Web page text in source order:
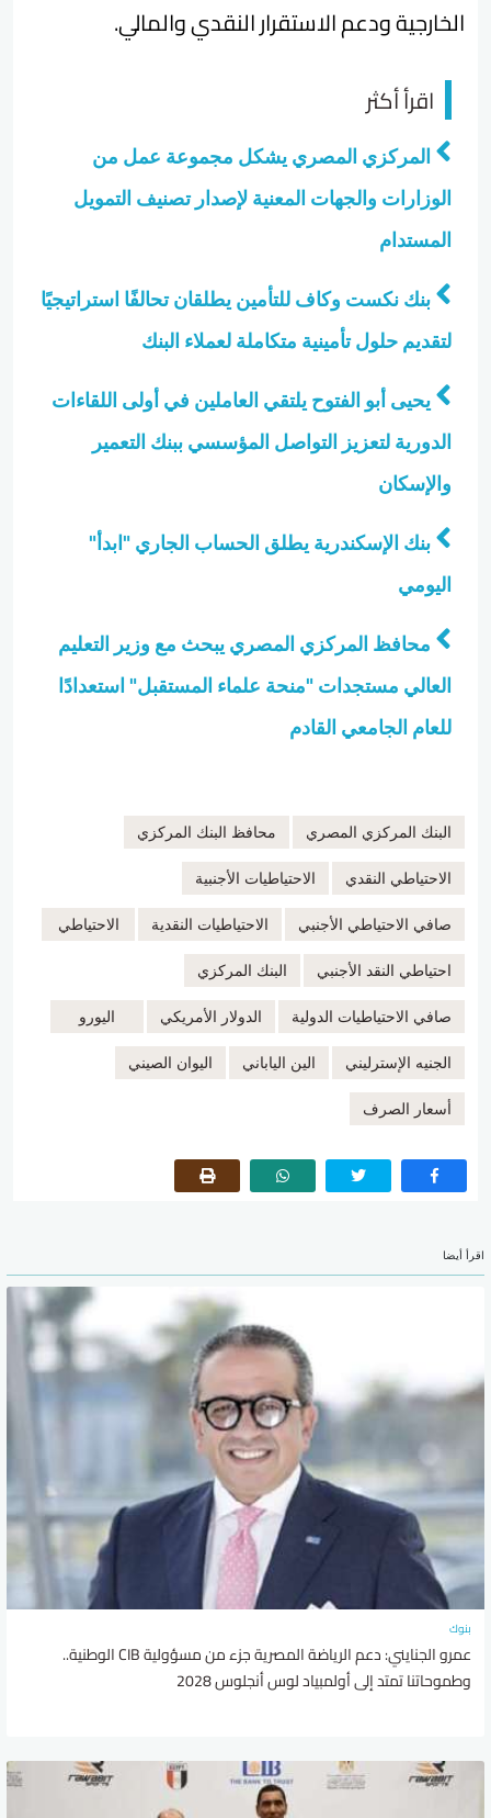
الخارجية ودعم الاستقرار النقدي والمالي.
اقرأ أكثر
المركزي المصري يشكل مجموعة عمل من
الوزارات والجهات المعنية لإصدار تصنيف التمويل
المستدام
بنك نكست وكاف للتأمين يطلقان تحالفًا استراتيجيًا
لتقديم حلول تأمينية متكاملة لعملاء البنك
يحيى أبو الفتوح يلتقي العاملين في أولى اللقاءات
الدورية لتعزيز التواصل المؤسسي ببنك التعمير
والإسكان
بنك الإسكندرية يطلق الحساب الجاري "ابدأ"
اليومي
محافظ المركزي المصري يبحث مع وزير التعليم
العالي مستجدات "منحة علماء المستقبل" استعدادًا
للعام الجامعي القادم
البنك المركزي المصري محافظ البنك المركزي
الاحتياطي النقدي الاحتياطيات الأجنبية
صافي الاحتياطي الأجنبي الاحتياطيات النقدية الاحتياطي
احتياطي النقد الأجنبي البنك المركزي
صافي الاحتياطيات الدولية الدولار الأمريكي اليورو
الجنيه الإسترليني الين الياباني اليوان الصيني
أسعار الصرف
اقرأ أيضا
بنوك
عمرو الجنايني: دعم الرياضة المصرية جزء من مسؤولية CIB الوطنية..
وطموحاتنا تمتد إلى أولمبياد لوس أنجلوس 2028